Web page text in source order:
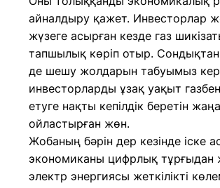
айналдыру қажет. Инвесторлар
жүзеге асырған кезде газ
тапшылық көріп отыр. Сондықтан
де шешу жолдарын табуымыз
инвесторларды ұзақ уақыт
етуге нақты кепілдік беретін
ойластырған жөн.
Жобаның бәрін дер кезінде іске
экономиканы цифрлық тұрғыдан
электр энергиясы жеткілікті